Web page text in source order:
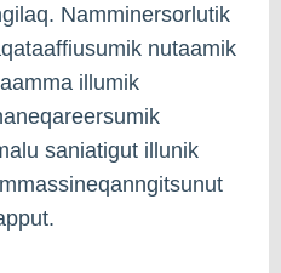
Namminersorlutik
nutaamik
illumik
saniatigut illunik